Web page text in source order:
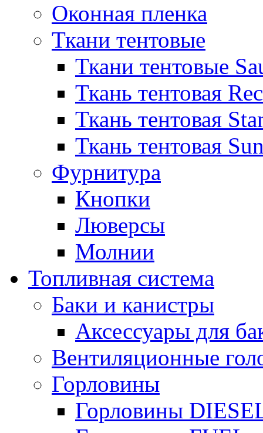
Оконная пленка
Ткани тентовые
Ткани тентовые
Ткань тентовая
Ткань тентовая
Ткань тентовая
Фурнитура
Кнопки
Люверсы
Молнии
Топливная система
Баки и канистры
Аксессуары для
Вентиляционные
Горловины
Горловины